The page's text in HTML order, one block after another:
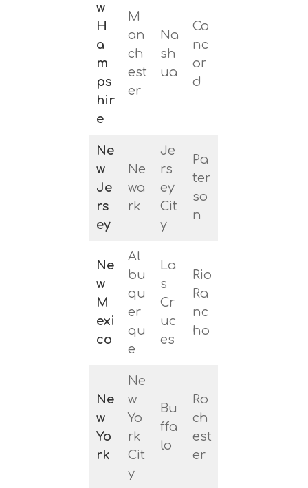
w
H
a
m
ps
hir
e
M
an
ch
est
er
Na
sh
ua
Co
nc
or
d
Ne
w
Je
rs
ey
Ne
wa
rk
Je
rs
ey
Cit
y
Pa
ter
so
n
Ne
w
M
exi
co
Al
bu
qu
er
qu
e
La
s
Cr
uc
es
Rio
Ra
nc
ho
Ne
w
Yo
rk
Ne
w
Yo
rk
Cit
y
Bu
ffa
lo
Ro
ch
est
er